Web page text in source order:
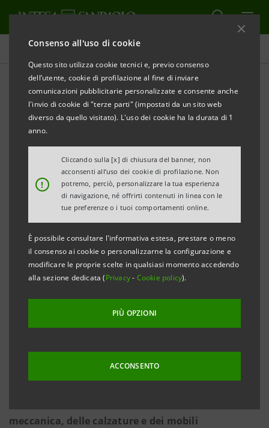
Consenso all'uso di cookie
Questo sito utilizza cookie tecnici e, previo consenso
dell’utente, cookie di profilazione al fine di inviare
comunicazioni pubblicitarie personalizzate e consente anche
l'invio di cookie di "terze parti" (impostati da un sito web
diverso da quello visitato). L'uso dei cookie ha la durata di 1
anno.
!
Cliccando sulla [x] di chiusura del banner, non
acconsenti all’uso dei cookie di profilazione. Non
potremo, perciò, personalizzare la tua esperienza
di navigazione, né offrirti contenuti in linea con le
tue preferenze o i tuoi comportamenti online.
È possibile consultare l'informativa estesa, prestare o meno
il consenso ai cookie o personalizzarne la configurazione e
modificare le proprie scelte in qualsiasi momento accedendo
alla sezione dedicata (Privacy- Cookie policy).
PIÙ OPZIONI
ACCONSENTO
Comunicati stampa
STAMPA AGGIORNA
COMUNICATO STAMPA
INDUSTRIA 4.0: CONFINDUSTRIA E INTESA
PRESENTANO L’ACCORDO “PROGETTARE IL
FUTURO”
12 MILIARDI PER LE IMPRESE DEL VENETO
• Al centro l’industria 4.0 e gli sviluppi del Digitale
• A regime il sistema qualitativo del rating di
credito e il nuovo modello di valutazione delle
startup
2017 ha raggiunto i 7 miliardi di euro circa, più di
un terzo del totale italiano
• Venezia ha lentamente recuperato i valori delle
esportazioni del 2008 toccando nel 2016 i 4,6
miliardi di euro, grazie ai settori trainanti
meccanica, delle calzature e dei mobili